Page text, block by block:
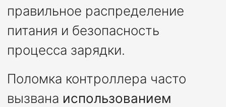
правильное распределение
питания и безопасность
процесса зарядки.
Поломка контроллера часто
вызвана использованием